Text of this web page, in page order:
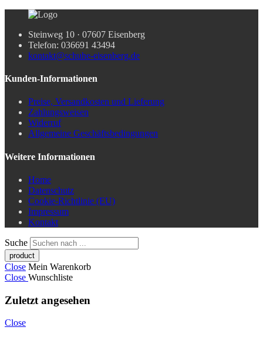
Steinweg 10 · 07607 Eisenberg
Telefon: 036691 43494
kontakt@schuhe-eisenberg.de
Kunden-Informationen
Preise, Versandkosten und Lieferung
Zahlungsweisen
Widerruf
Allgemeine Geschäftsbedingungen
Weitere Informationen
Home
Datenschutz
Cookie-Richtlinie (EU)
Impressum
Kontakt
Suche
Close Mein Warenkorb
Close Wunschliste
Zuletzt angesehen
Close